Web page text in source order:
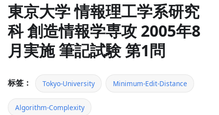
東京大学 情報理工学系研究
科 創造情報学専攻 2005年8
月実施 筆記試験 第1問
标签： Tokyo-University Minimum-Edit-Distance
Algorithm-Complexity